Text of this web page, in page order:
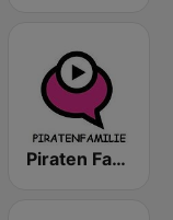
Piraten Familie